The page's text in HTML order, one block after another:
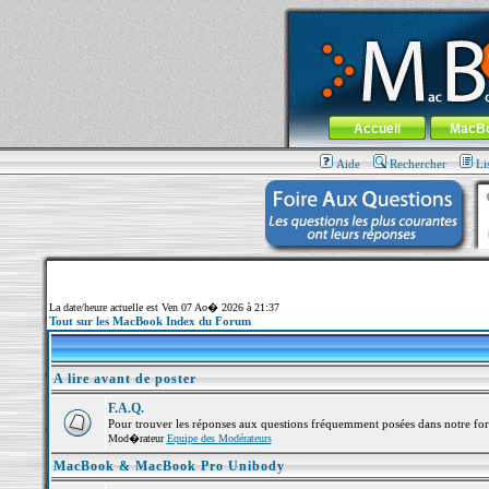
MacBook-fr.com : 100% Apple... 100%
Aller au contenu-Aller au menu
Menu général
Accueil
Aide Rechercher
La date/heure actuelle est Ven 07 Ao� 2026 à 21:37
Tout sur les MacBook Index du Forum
A lire avant de poster
F.A.Q.
Pour trouver les réponses aux questions fréquemment posées dans notre
Mod�rateurEquipe des Modérateurs
MacBook & MacBook Pro Unibody